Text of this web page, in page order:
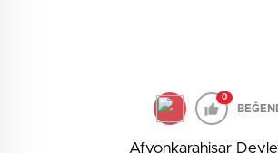
0
Afyonkarahisar